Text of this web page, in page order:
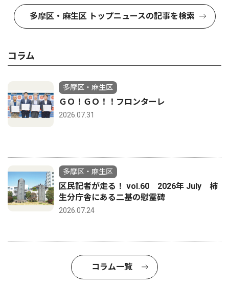
多摩区・麻生区 トップニュースの記事を検索
コラム
多摩区・麻生区
ＧＯ！ＧＯ！！フロンターレ
2026.07.31
多摩区・麻生区
区民記者が走る！ vol.60 2026年 July 柿
生分庁舎にある二基の慰霊碑
2026.07.24
コラム一覧